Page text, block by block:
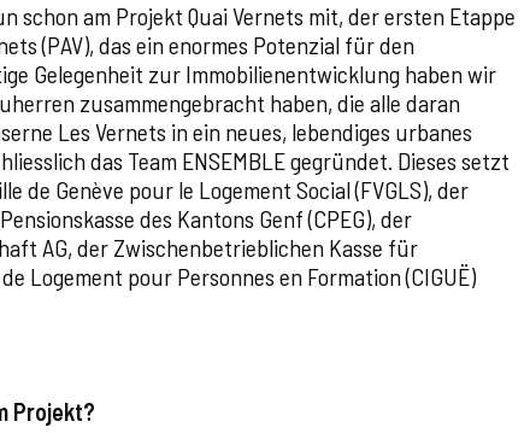
schon am Projekt Quai Vernets mit, der ersten Etappe
(PAV), das ein enormes Potenzial für den
Gelegenheit zur Immobilienentwicklung haben wir
zusammengebracht haben, die alle daran
Les Vernets in ein neues, lebendiges urbanes
das Team ENSEMBLE gegründet. Dieses setzt
de Genève pour le Logement Social (FVGLS), der
des Kantons Genf (CPEG), der
AG, der Zwischenbetrieblichen Kasse für
Logement pour Personnes en Formation (CIGUË)
Projekt?